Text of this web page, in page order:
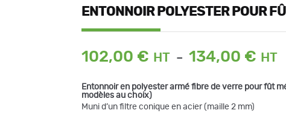
ENTONNOIR POLYESTER POUR
102,00 € – 134,00 €
Entonnoir en polyester armé fibre de verre pour fût
modèles au choix)
Muni d’un filtre conique en acier (maille 2 mm)